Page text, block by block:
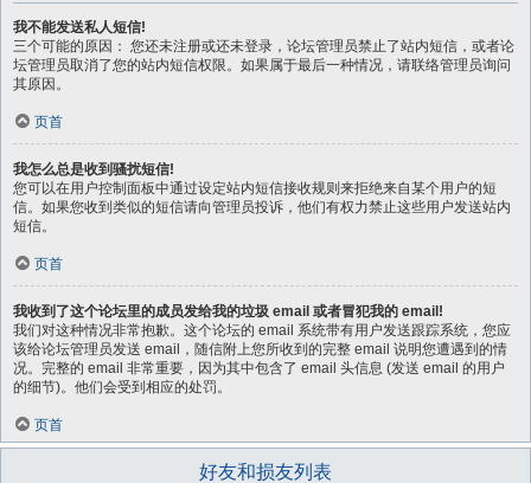
我不能发送私人短信!
三个可能的原因： 您还未注册或还未登录，论坛管理员禁止了站内短信，或者论
坛管理员取消了您的站内短信权限。如果属于最后一种情况，请联络管理员询问
其原因。
页首
我怎么总是收到骚扰短信!
您可以在用户控制面板中通过设定站内短信接收规则来拒绝来自某个用户的短
信。如果您收到类似的短信请向管理员投诉，他们有权力禁止这些用户发送站内
短信。
页首
我收到了这个论坛里的成员发给我的垃圾 email 或者冒犯我的 email!
我们对这种情况非常抱歉。这个论坛的 email 系统带有用户发送跟踪系统，您应
该给论坛管理员发送 email，随信附上您所收到的完整 email 说明您遭遇到的情
况。完整的 email 非常重要，因为其中包含了 email 头信息 (发送 email 的用户
的细节)。他们会受到相应的处罚。
页首
好友和损友列表